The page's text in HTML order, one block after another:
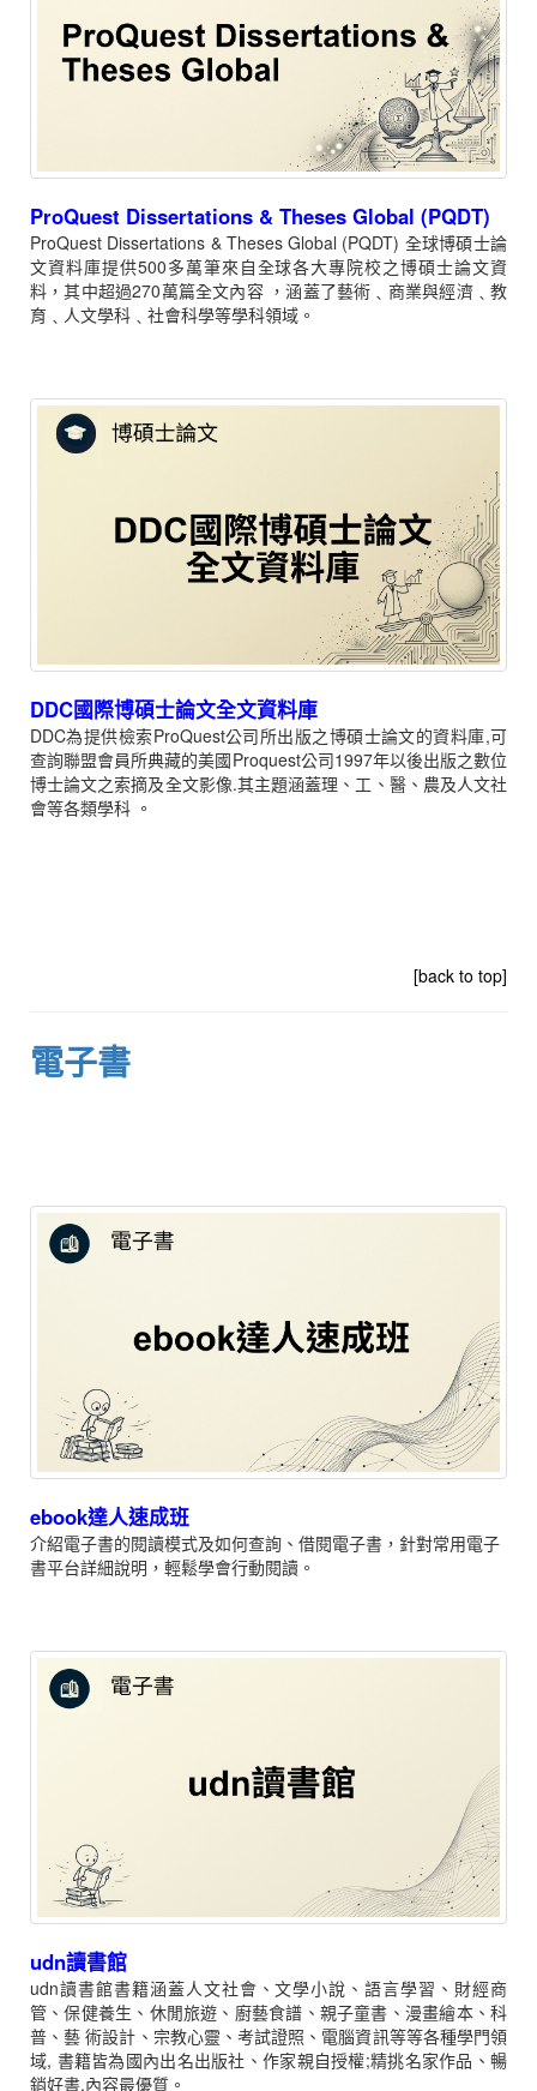
ProQuest Dissertations & Theses Global (PQDT)
ProQuest Dissertations & Theses Global (PQDT) 全球博碩士論
文資料庫提供500多萬筆來自全球各大專院校之博碩士論文資
料，其中超過270萬篇全文內容 ，涵蓋了藝術﹑商業與經濟﹑教
育﹑人文學科﹑社會科學等學科領域。
DDC國際博碩士論文全文資料庫
DDC為提供檢索ProQuest公司所出版之博碩士論文的資料庫,可
查詢聯盟會員所典藏的美國Proquest公司1997年以後出版之數位
博士論文之索摘及全文影像.其主題涵蓋理、工、醫、農及人文社
會等各類學科 。
[back to top]
電子書
ebook達人速成班
介紹電子書的閱讀模式及如何查詢、借閱電子書，針對常用電子
書平台詳細說明，輕鬆學會行動閱讀。
udn讀書館
udn讀書館書籍涵蓋人文社會、文學小說、語言學習、財經商
管、保健養生、休閒旅遊、廚藝食譜、親子童書、漫畫繪本、科
普、藝 術設計、宗教心靈、考試證照、電腦資訊等等各種學門領
域, 書籍皆為國內出名出版社、作家親自授權;精挑名家作品、暢
銷好書,內容最優質。